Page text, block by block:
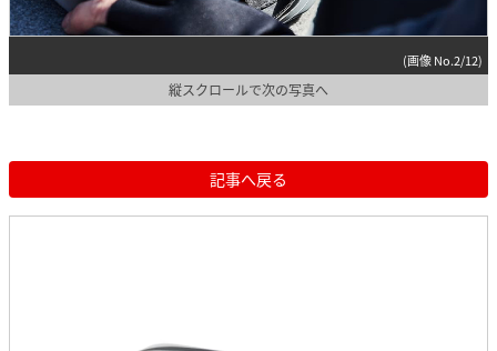
(画像 No.2/12)
縦スクロールで次の写真へ
記事へ戻る